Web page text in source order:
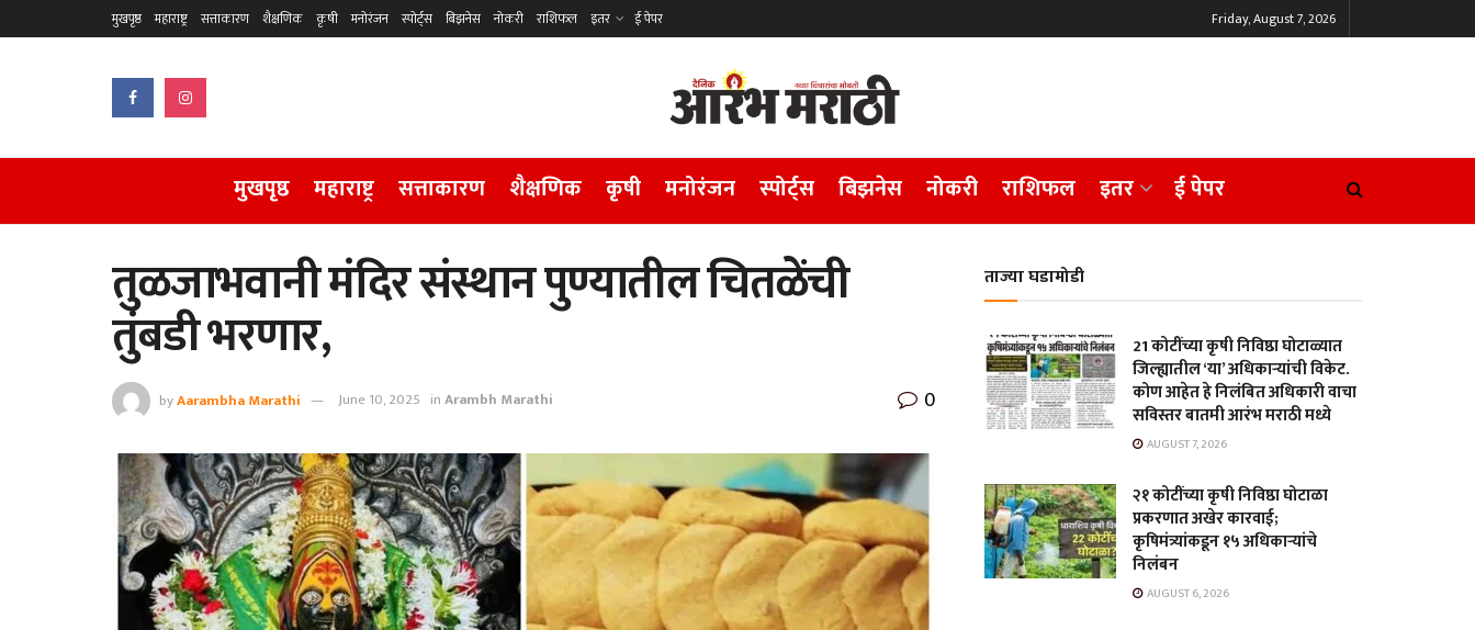
मुखपृष्ठ महाराष्ट्र सत्ताकारण शैक्षणिक कृषी मनोरंजन स्पोर्ट्स बिझनेस नोकरी राशिफल इतर ई पेपर Friday, August 7, 2026
मुखपृष्ठ महाराष्ट्र सत्ताकारण शैक्षणिक कृषी मनोरंजन स्पोर्ट्स बिझनेस नोकरी राशिफल इतर ई पेपर
तुळजाभवानी मंदिर संस्थान पुण्यातील चितळेंची
तुंबडी भरणार,
byAarambha Marathi June 10, 2025 inArambh Marathi 0
ताज्या घडामोडी
21 कोटींच्या कृषी निविष्ठा घोटाळ्यात
जिल्ह्यातील ‘या’ अधिकाऱ्यांची विकेट.
कोण आहेत हे निलंबित अधिकारी वाचा
सविस्तर बातमी आरंभ मराठी मध्ये
AUGUST 7, 2026
२१ कोटींच्या कृषी निविष्ठा घोटाळा
प्रकरणात अखेर कारवाई;
कृषिमंत्र्यांकडून १५ अधिकाऱ्यांचे
निलंबन
AUGUST 6, 2026